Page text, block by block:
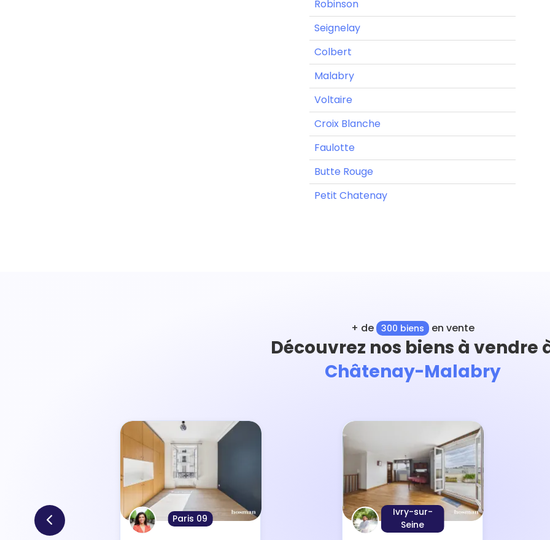
Robinson
Seignelay
Colbert
Malabry
Voltaire
Croix Blanche
Faulotte
Butte Rouge
Petit Chatenay
+ de 300 biens en vente
Découvrez nos biens à vendre
Châtenay-Malabry
Paris 09
Ivry-sur-
Seine